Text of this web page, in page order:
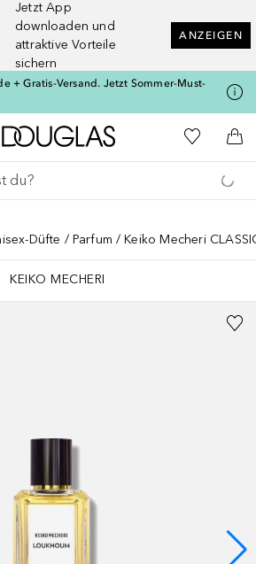
Jetzt App
downloaden und
attraktive Vorteile
sichern
ANZEIGEN
+ Gratis-Versand. Jetzt Sommer-Must-
Zur Douglas Startseite
Zu Meiner
Düfte Parfum Keiko Mecheri
KEIKO MECHERI